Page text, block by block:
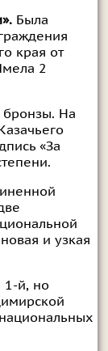
Была
края от
2
бронзы. На
«За
и узкая
1-й, но